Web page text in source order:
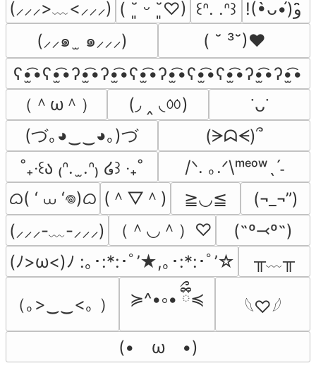
(⸝⸝⸝>﹏<⸝⸝⸝) ( ˘͈ ᵕ ˘͈♡) ꒰ᐢ. .ᐢ꒱
(⸝⸝๑  ̫ ๑⸝⸝⸝)
( ˘ ³˘)♥
ʕ•̫͡•ʕ•̫͡•ʔ•̫͡•ʔ•̫͡•ʕ•̫͡•ʔ•̫͡•ʕ•̫͡•ʕ•̫͡•ʔ•̫͡•ʔ•̫͡•
（＾ω＾）
(◞ ‸ ◟ㆀ)
˙ᴗ˙
(づ｡◕‿‿◕｡)づ
(ᗒᗣᗕ)՞
˚₊‧꒰ა ₍ᐢ.  ̫.ᐢ₎ ໒꒱ ‧₊˚
/ᐠ. ｡.ᐟ\ᵐᵉᵒʷˎˊ˗
ᜊ( ‘ ⩊ ‘𖦹)ᜊ (＾▽＾) ≧◡≦
(¬_¬”)
(⸝⸝⸝-﹏-⸝⸝⸝)
（＾◡＾）♡
(˶º⤙º˶)
(ﾉ>ω<)ﾉ :｡･:*:･ﾟ’★,｡･:*:･ﾟ’☆
╥﹏╥
（｡>‿‿<｡ ） ≽^•༚• ྀིྀ≼
𓆩♡𓆪
(•　ω　•)